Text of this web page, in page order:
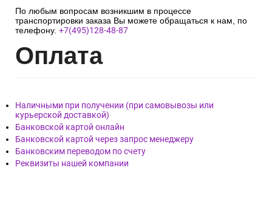
По любым вопросам возникшим в процессе
транспортировки заказа Вы можете обращаться к нам, по
телефону. +7(495)128-48-87
Оплата
Наличными при получении (при самовывозы или
курьерской доставкой)
Банковской картой онлайн
Банковской картой через запрос менеджеру
Банковским переводом по счету
Реквизиты нашей компании